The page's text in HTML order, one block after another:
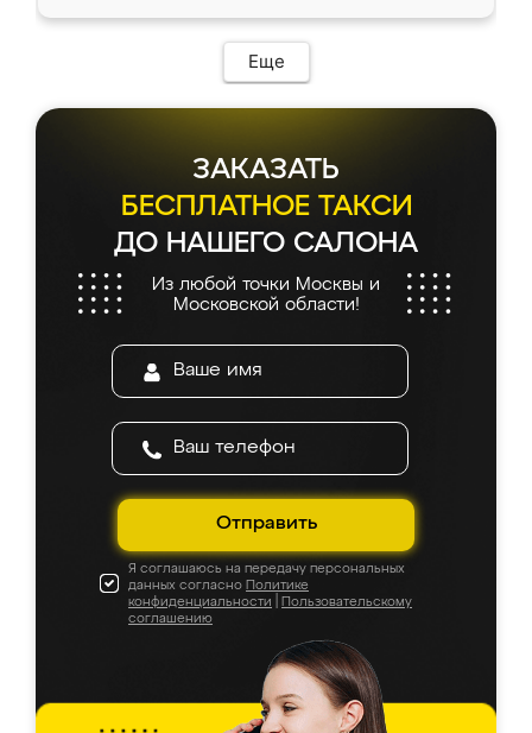
мебель сразу встала на свое место без
каких-либо доработок. Качеством осталась
довольна, все выглядит так, как и ожидала.
Еще
ЗАКАЗАТЬ
БЕСПЛАТНОЕ ТАКСИ
ДО НАШЕГО САЛОНА
Из любой точки Москвы и
Московской области!
Отправить
Я соглашаюсь на передачу персональных
данных согласно Политике
конфиденциальности
Пользовательскому
соглашению